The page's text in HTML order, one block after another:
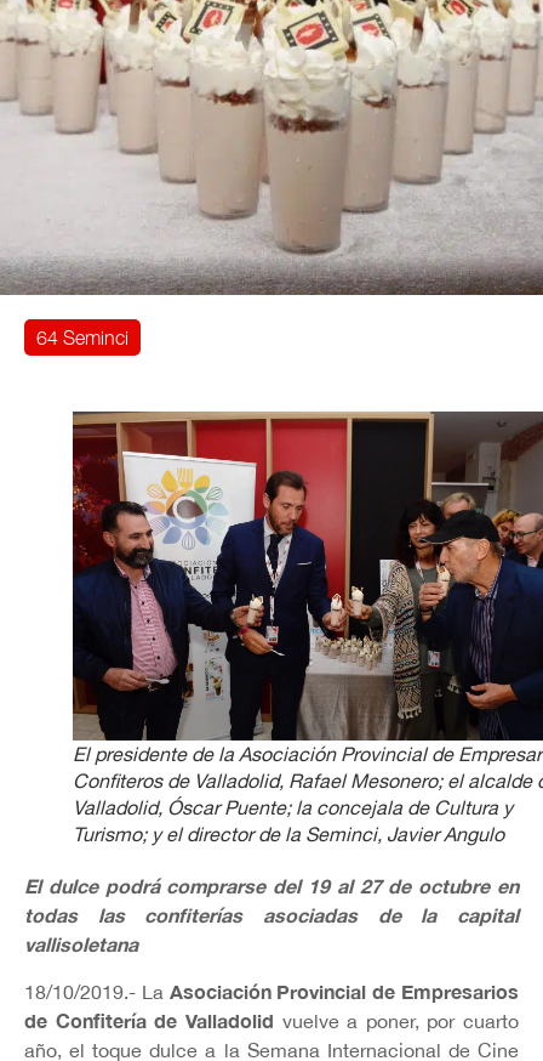
64 Seminci
El presidente de la Asociación Provincial de
Confiteros de Valladolid, Rafael Mesonero; el alcalde
Valladolid, Óscar Puente; la concejala de Cultura y
Turismo; y el director de la Seminci, Javier Angulo
El dulce podrá comprarse del 19 al 27 de octubre en
todas las confiterías asociadas de la capital
vallisoletana
18/10/2019.- La Asociación Provincial de Empresarios
de Confitería de Valladolid vuelve a poner, por cuarto
año, el toque dulce a la Semana Internacional de Cine